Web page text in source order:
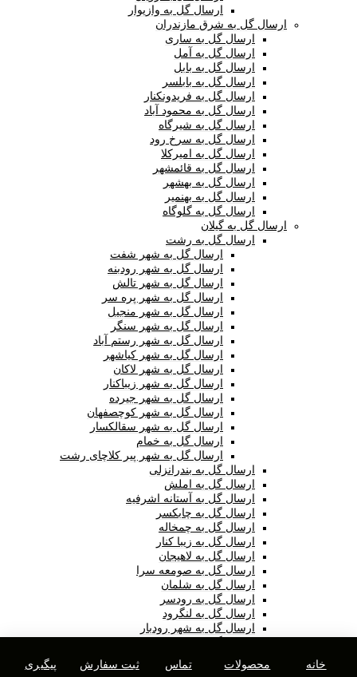
ارسال گل به وازیوار
ارسال گل به شرق مازندران
ارسال گل به ساری
ارسال گل به آمل
ارسال گل به بابل
ارسال گل به بابلسر
ارسال گل به فریدونکنار
ارسال گل به محمود آباد
ارسال گل به شیرگاه
ارسال گل به سرخ رود
ارسال گل به امیرکلا
ارسال گل به قائمشهر
ارسال گل به بهشهر
ارسال گل به بهنمیر
ارسال گل به گلوگاه
ارسال گل به گیلان
ارسال گل به رشت
ارسال گل به شهر شفت
ارسال گل به شهر رودبنه
ارسال گل به شهر تالش
ارسال گل به شهر پره سر
ارسال گل به شهر منجیل
ارسال گل به شهر سنگر
ارسال گل به شهر رستم آباد
ارسال گل به شهر کیاشهر
ارسال گل به شهر لاکان
ارسال گل به شهر زیباکنار
ارسال گل به شهر جیرده
ارسال گل به شهر کوچصفهان
ارسال گل به شهر سقالکسار
ارسال گل به خمام
ارسال گل به شهر پیر کلاچای رشت
ارسال گل به بندرانزلی
ارسال گل به املش
ارسال گل به آستانه اشرفیه
ارسال گل به چابکسر
ارسال گل به چمخاله
ارسال گل به زیبا کنار
ارسال گل به لاهیجان
ارسال گل به صومعه سرا
ارسال گل به شلمان
ارسال گل به رودسر
ارسال گل به لنگرود
ارسال گل به شهر رودبار
ارسال گل به گلستان
خانه محصولات تماس ثبت سفارش پیگیری